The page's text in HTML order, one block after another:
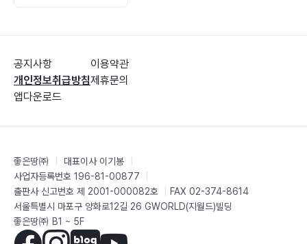
128
42. Q: 치아가 빠졌을 때 어떻게 해야 하나요? 131
43. Q: 잇몸이 심하게 붓고 아픈데 어떻게 해야 하나요?
하나요? 137
45. Q: 임플란트 주위가 아프고 붓는데 어떻게 해야 하나
요? 140
Part 7 치과 상식, 이것이 궁금해요!
공지사항
개인정보취급방침
앱다운로드
이용약관
제휴문의
좋은땅㈜ 대표이사 이기봉
사업자등록번호 196-81-00877
출판사 신고번호 제 2001-000082호
FAX 02-374-8614
서울특별시 마포구 양화로12길 26 GWORLD(지월드)빌딩
좋은땅㈜ B1 ~ 5F